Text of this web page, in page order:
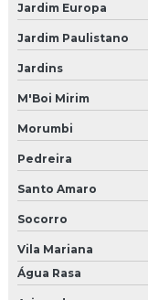
Empresa de
Empresas de
Empresas de
Fluke certificação
Fluke para certificar
Fluke para certificar
Fluke para
Jardim Europa
Jardim Paulistano
Jardins
M'Boi Mirim
Morumbi
Pedreira
Santo Amaro
Socorro
Vila Mariana
Água Rasa